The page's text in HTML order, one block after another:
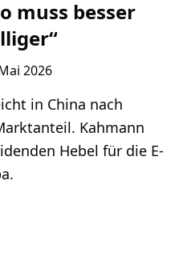
muss besser
2026
in China nach
Kahmann
Hebel für die E-